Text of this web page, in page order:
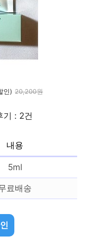
인) 20,200원
: 2건
내용
5ml
료배송